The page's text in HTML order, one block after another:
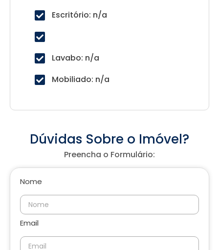
Escritório: n/a
Lavabo: n/a
Mobiliado: n/a
Dúvidas Sobre o Imóvel?
Preencha o Formulário:
Nome
Email